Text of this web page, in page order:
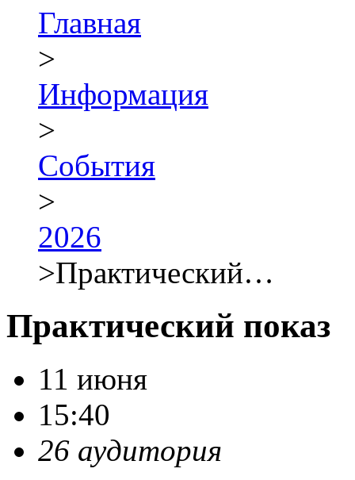
Главная
>
Информация
>
События
>
2026
>Практический…
Практический показ
11 июня
15:40
26 аудитория